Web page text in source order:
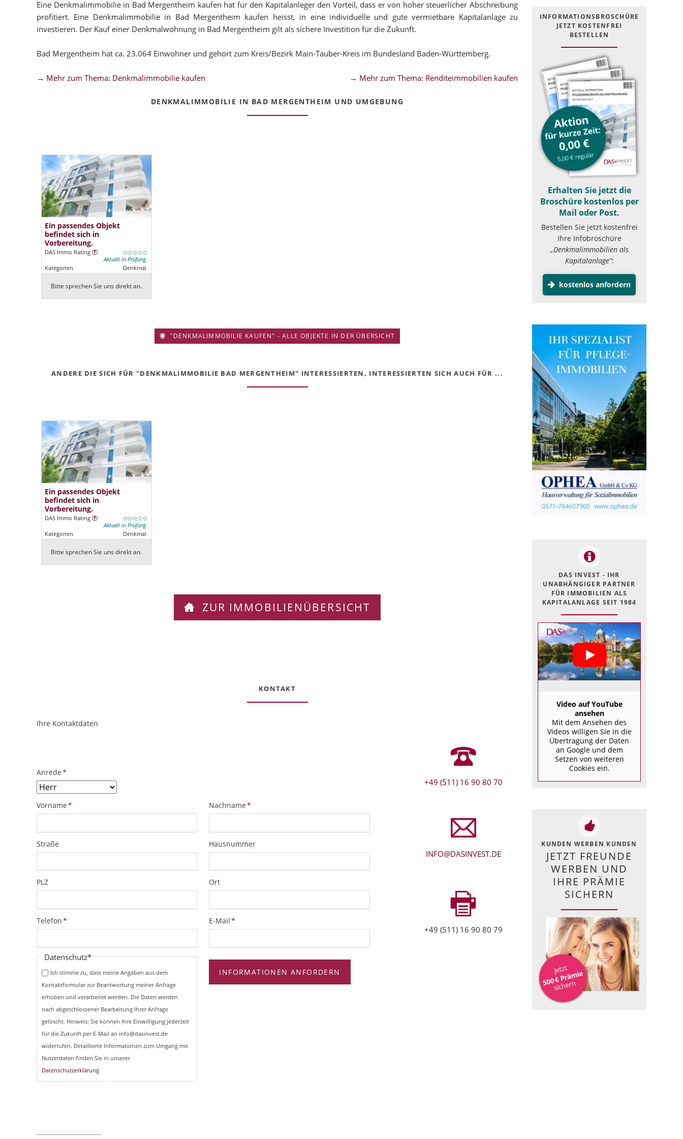
Eine Denkmalimmobilie in Bad Mergentheim kaufen hat für den Kapitalanleger den Vorteil, dass er von hoher steuerlicher Abschreibung
profitiert. Eine Denkmalimmobilie in Bad Mergentheim kaufen heisst, in eine individuelle und gute vermietbare Kapitalanlage zu
investieren. Der Kauf einer Denkmalwohnung in Bad Mergentheim gilt als sichere Investition für die Zukunft.
Bad Mergentheim hat ca. 23.064 Einwohner und gehört zum Kreis/Bezirk Main-Tauber-Kreis im Bundesland Baden-Württemberg.
→ Mehr zum Thema: Denkmalimmobilie kaufen → Mehr zum Thema: Renditeimmobilien kaufen
DENKMALIMMOBILIE IN BAD MERGENTHEIM UND UMGEBUNG
Ein passendes Objekt
befindet sich in
Vorbereitung.
DAS Immo Rating
Aktuell in Prüfung
Kategorien
Denkmal
Bitte sprechen Sie uns direkt an.
"DENKMALIMMOBILIE KAUFEN" - ALLE OBJEKTE IN DER ÜBERSICHT
ANDERE DIE SICH FÜR "DENKMALIMMOBILIE BAD MERGENTHEIM" INTERESSIERTEN, INTERESSIERTEN SICH AUCH FÜR ...
Ein passendes Objekt
befindet sich in
Vorbereitung.
DAS Immo Rating
Aktuell in Prüfung
Kategorien
Denkmal
Bitte sprechen Sie uns direkt an.
ZUR IMMOBILIENÜBERSICHT
KONTAKT
ObjektPlatzhalter
URL
Ihre Kontaktdaten
Pflichtfeld
Anrede*
Pflichtfeld
Vorname* Pflichtfeld
Nachname*
Straße Hausnummer
PLZ Ort
Pflichtfeld
Telefon* Pflichtfeld
E-Mail*
Pflichtfeld
Datenschutz*
Ich stimme zu, dass meine Angaben aus dem
Kontaktformular zur Beantwortung meiner Anfrage
erhoben und verarbeitet werden. Die Daten werden
nach abgeschlossener Bearbeitung Ihrer Anfrage
gelöscht. Hinweis: Sie können Ihre Einwilligung jederzeit
für die Zukunft per E-Mail an info@dasinvest.de
widerrufen. Detaillierte Informationen zum Umgang mit
Nutzerdaten finden Sie in unserer
Datenschutzerklärung
INFORMATIONEN ANFORDERN
+49 (511) 16 90 80 70
INFO@DASINVEST.DE
+49 (511) 16 90 80 79
INFOR­MATIONS­BROSCHÜRE
JETZT KOSTEN­FREI
BESTELLEN
Erhalten Sie jetzt die
Broschüre kostenlos per
Mail oder Post.
Bestellen Sie jetzt kostenfrei
Ihre Infobroschüre
„Denkmalimmobilien als
Kapitalanlage”:
kostenlos anfordern
DAS INVEST - IHR
UNABHÄNGIGER PARTNER
FÜR IMMOBILIEN ALS
KAPITALANLAGE SEIT 1984
Video auf YouTube
ansehen
Mit dem Ansehen des
Videos willigen Sie in die
Übertragung der Daten
an Google und dem
Setzen von weiteren
Cookies ein.
KUNDEN WERBEN KUNDEN
JETZT FREUNDE
WERBEN UND
IHRE PRÄMIE
SICHERN